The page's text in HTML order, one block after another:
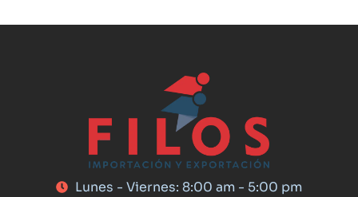
Lunes - Viernes: 8:00 am - 5:00 pm